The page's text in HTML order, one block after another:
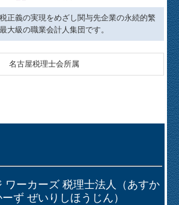
正義の実現をめざし関与先企業の永続的繁
大級の職業会計人集団です。
名古屋税理士会所属
ワーカーズ 税理士法人（あすか
ず ぜいりしほうじん）